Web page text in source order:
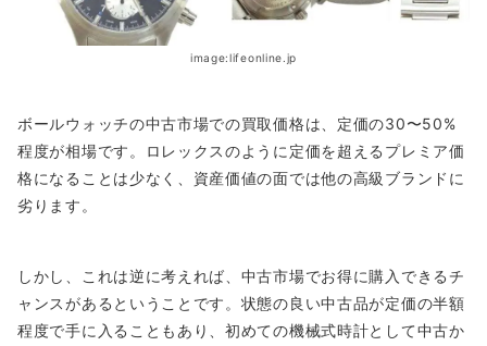
image:lifeonline.jp
ボールウォッチの中古市場での買取価格は、定価の30〜50%
程度が相場です。ロレックスのように定価を超えるプレミア価
格になることは少なく、資産価値の面では他の高級ブランドに
劣ります。
しかし、これは逆に考えれば、中古市場でお得に購入できるチ
ャンスがあるということです。状態の良い中古品が定価の半額
程度で手に入ることもあり、初めての機械式時計として中古か